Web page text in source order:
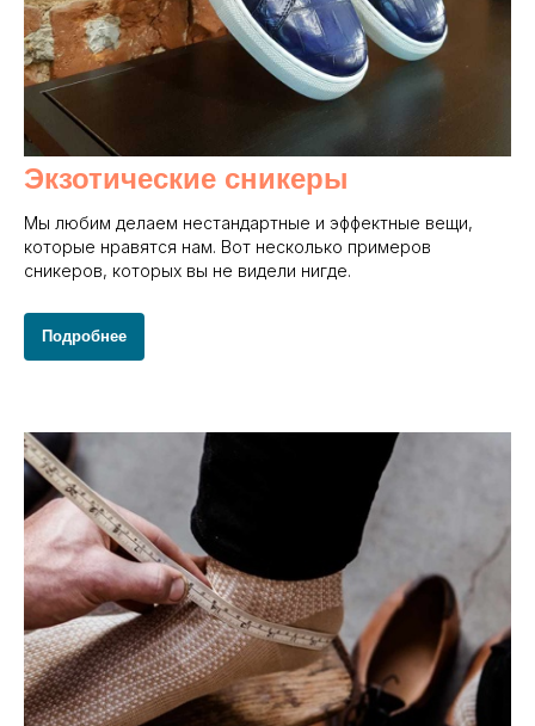
Экзотические сникеры
Мы любим делаем нестандартные и эффектные вещи,
которые нравятся нам. Вот несколько примеров
сникеров, которых вы не видели нигде.
Подробнее